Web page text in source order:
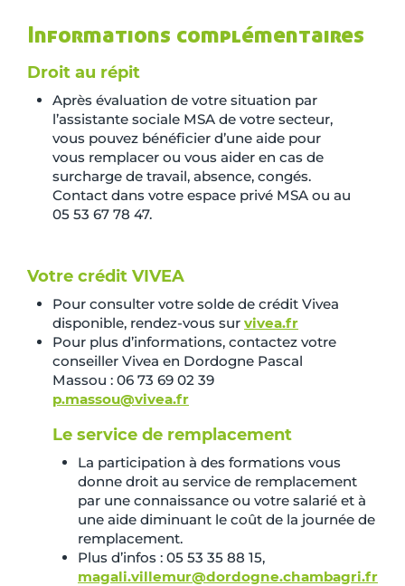
Informations complémentaires
Droit au répit
Après évaluation de votre situation par
l’assistante sociale MSA de votre secteur,
vous pouvez bénéficier d’une aide pour
vous remplacer ou vous aider en cas de
surcharge de travail, absence, congés.
Contact dans votre espace privé MSA ou au
05 53 67 78 47.
Votre crédit VIVEA
Pour consulter votre solde de crédit Vivea
disponible, rendez-vous sur vivea.fr
Pour plus d’informations, contactez votre
conseiller Vivea en Dordogne Pascal
Massou : 06 73 69 02 39
p.massou@vivea.fr
Le service de remplacement
La participation à des formations vous
donne droit au service de remplacement
par une connaissance ou votre salarié et à
une aide diminuant le coût de la journée de
remplacement.
Plus d’infos : 05 53 35 88 15,
magali.villemur@dordogne.chambagri.fr